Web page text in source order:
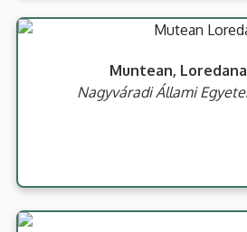
Muntean, Loredana
Nagyváradi Állami